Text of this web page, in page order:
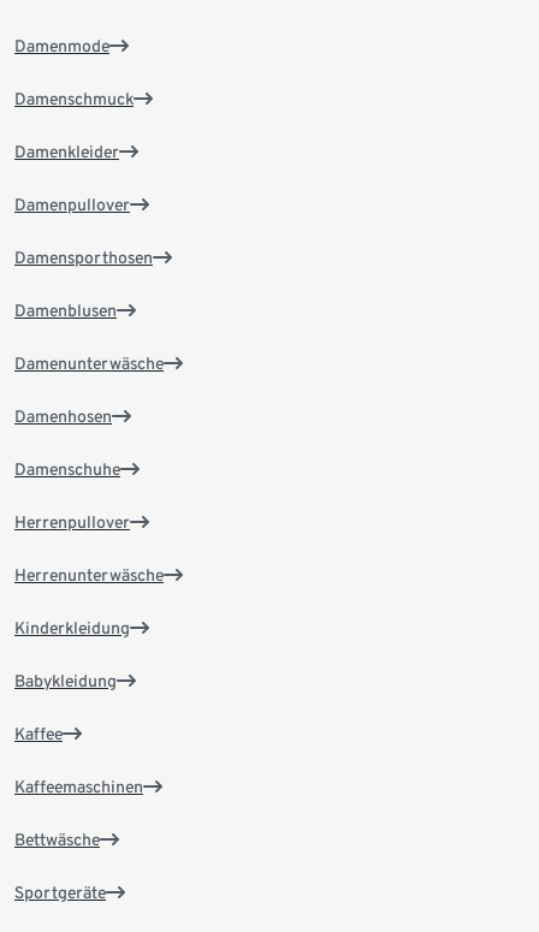
Damenmode
Damenschmuck
Damenkleider
Damenpullover
Damensporthosen
Damenblusen
Damenunterwäsche
Damenhosen
Damenschuhe
Herrenpullover
Herrenunterwäsche
Kinderkleidung
Babykleidung
Kaffee
Kaffeemaschinen
Bettwäsche
Sportgeräte